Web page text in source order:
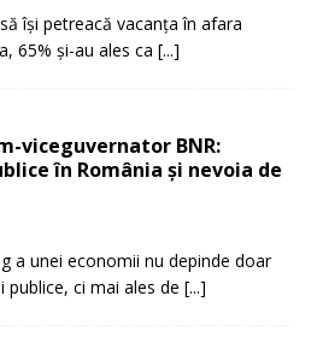
își petreacă vacanța în afara
65% și-au ales ca [...]
viceguvernator BNR:
în România și nevoia de
a unei economii nu depinde doar
ci mai ales de [...]